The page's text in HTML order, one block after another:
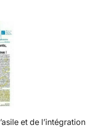
et de l’intégration